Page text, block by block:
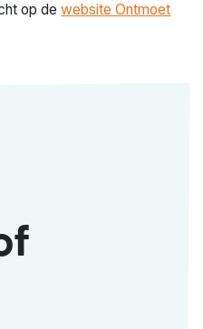
op dewebsite Ontmoet